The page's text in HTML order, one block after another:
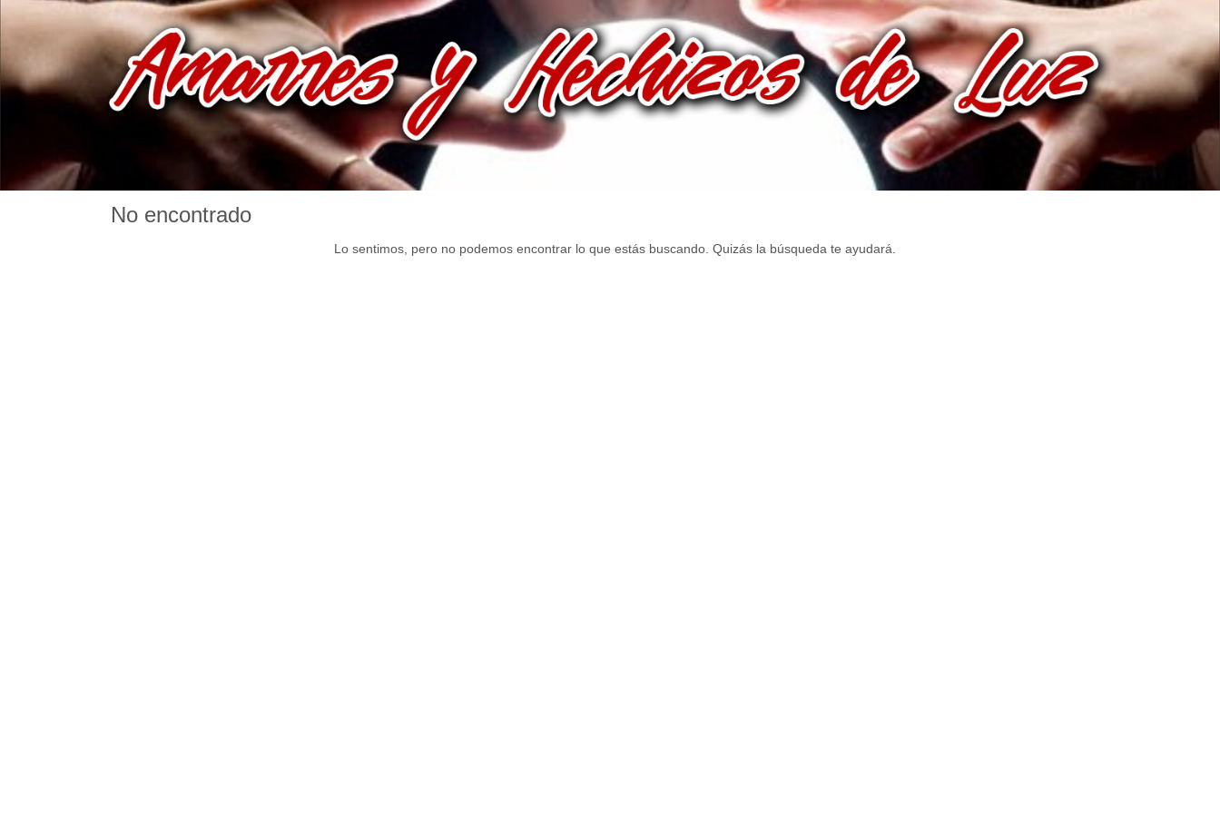
No encontrado
Lo sentimos, pero no podemos encontrar lo que estás buscando. Quizás la búsqueda te ayudará.